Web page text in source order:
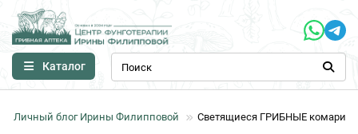
Каталог
Личный блог Ирины Филипповой Светящиеся ГРИБНЫЕ комарики